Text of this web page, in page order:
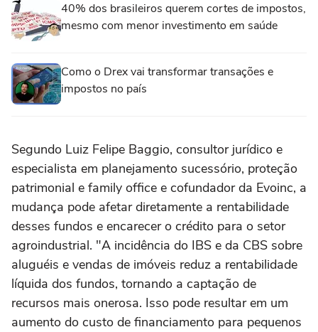
40% dos brasileiros querem cortes de impostos,
mesmo com menor investimento em saúde
Como o Drex vai transformar transações e
impostos no país
Segundo Luiz Felipe Baggio, consultor jurídico e
especialista em planejamento sucessório, proteção
patrimonial e family office e cofundador da Evoinc, a
mudança pode afetar diretamente a rentabilidade
desses fundos e encarecer o crédito para o setor
agroindustrial. "A incidência do IBS e da CBS sobre
aluguéis e vendas de imóveis reduz a rentabilidade
líquida dos fundos, tornando a captação de
recursos mais onerosa. Isso pode resultar em um
aumento do custo de financiamento para pequenos